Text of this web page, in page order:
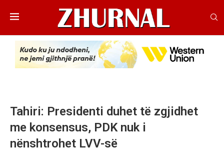
Tahiri: Presidenti duhet të zgjidhet
me konsensus, PDK nuk i
nënshtrohet LVV-së